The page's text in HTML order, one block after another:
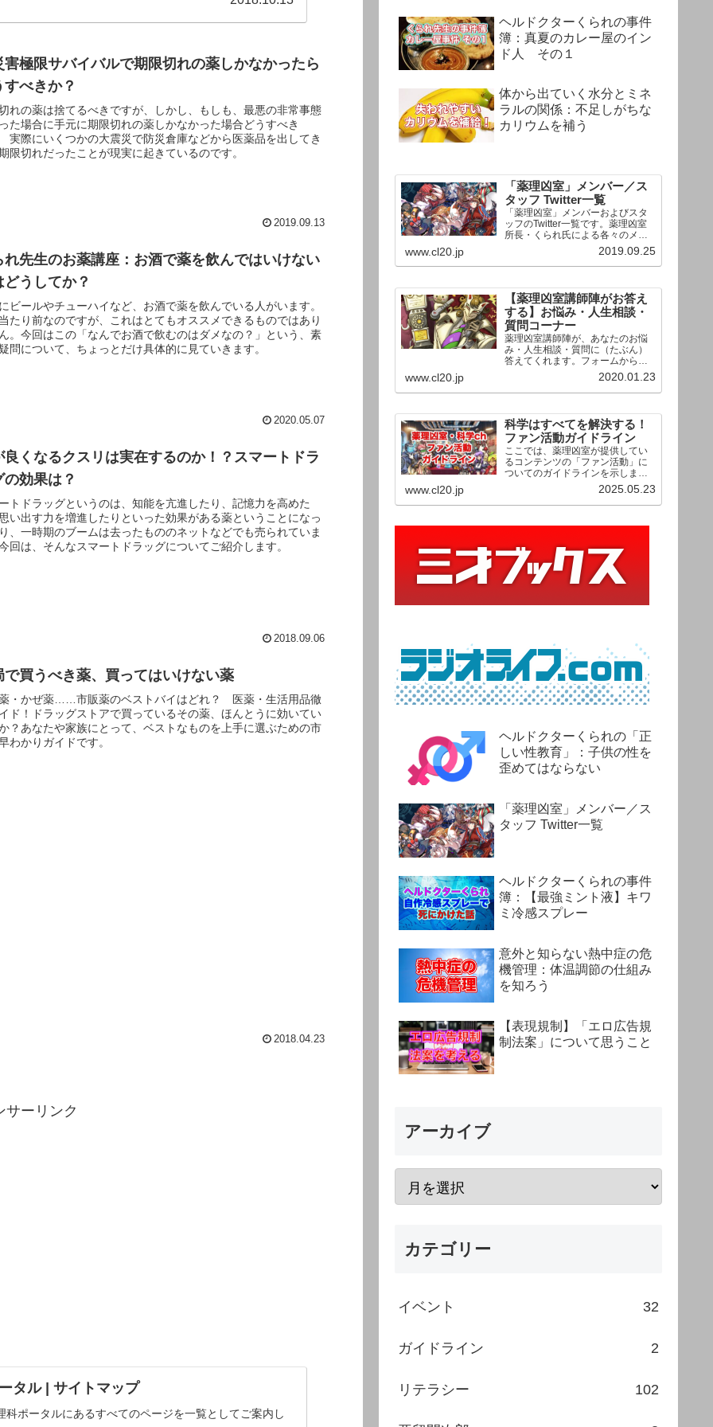
害極限サバイバルで期限切れの薬しかなかったら
すべきか？
れの薬は捨てるべきですが、しかし、もしも、最悪の非常事態
た場合に手元に期限切れの薬しかなかった場合どうすべき
際にいくつかの大震災で防災倉庫などから医薬品を出してき
限切れだったことが現実に起きているのです。
2019.09.13
れ先生のお薬講座：お酒で薬を飲んではいけない
どうしてか？
ビールやチューハイなど、お酒で薬を飲んでいる人がいます。
たり前なのですが、これはとてもオススメできるものではあり
。今回はこの「なんでお酒で飲むのはダメなの？」という、素
問について、ちょっとだけ具体的に見ていきます。
2020.05.07
良くなるクスリは実在するのか！？スマートドラ
の効果は？
トドラッグというのは、知能を亢進したり、記憶力を高めた
い出す力を増進したりといった効果がある薬ということになっ
、一時期のブームは去ったもののネットなどでも売られていま
回は、そんなスマートドラッグについてご紹介します。
2018.09.06
で買うべき薬、買ってはいけない薬
・かぜ薬……市販薬のベストバイはどれ？ 医薬・生活用品徹
ド！ドラッグストアで買っているその薬、ほんとうに効いてい
？あなたや家族にとって、ベストなものを上手に選ぶための市
わかりガイドです。
2018.04.23
サーリンク
タル | サイトマップ
科ポータルにあるすべてのページを一覧としてご案内し
ヘルドクターくられの事件
簿：真夏のカレー屋のイン
ド人 その１
体から出ていく水分とミネ
ラルの関係：不足しがちな
カリウムを補う
「薬理凶室」メンバー／ス
タッフ Twitter一覧
「薬理凶室」メンバーおよびスタ
ッフのTwitter一覧です。薬理凶室
所長・くられ氏による各々のメン
バーの一言紹介付き。Twitterへの
リンクの下にあるフォローボタン
を押すとそのままフォローできま
www.cl20.jp 2019.09.25
【薬理凶室講師陣がお答え
する】お悩み・人生相談・
質問コーナー
薬理凶室講師陣が、あなたのお悩
み・人生相談・質問に（たぶん）
答えてくれます。フォームからお
送りいただいた相談は、順次、動
画として公開される予定（時期未
定）！ どうぞお気軽にご質問く
www.cl20.jp 2020.01.23
科学はすべてを解決する！
ファン活動ガイドライン
ここでは、薬理凶室が提供してい
るコンテンツの「ファン活動」に
ついてのガイドラインを示しま
す。ご利用の場合は当ガイドライ
ンを遵守して頂けますよう、よろ
しくお願い申し上げます。
www.cl20.jp 2025.05.23
ヘルドクターくられの「正
しい性教育」：子供の性を
歪めてはならない
「薬理凶室」メンバー／ス
タッフ Twitter一覧
ヘルドクターくられの事件
簿：【最強ミント液】キワ
ミ冷感スプレー
意外と知らない熱中症の危
機管理：体温調節の仕組み
を知ろう
【表現規制】「エロ広告規
制法案」について思うこと
アーカイブ
カテゴリー
イベント 32
ガイドライン 2
リテラシー 102